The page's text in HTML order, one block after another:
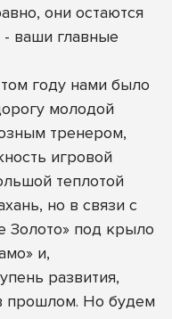
они остаются
ваши главные
году нами было
молодой
тренером,
игровой
теплотой
но в связи с
Золото» под крыло
и,
развития,
прошлом. Но будем